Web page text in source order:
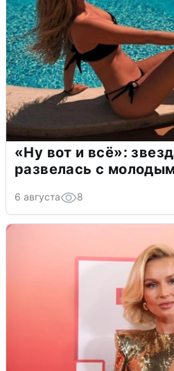
«Ну вот и всё»:
развелась с
6 августа 8